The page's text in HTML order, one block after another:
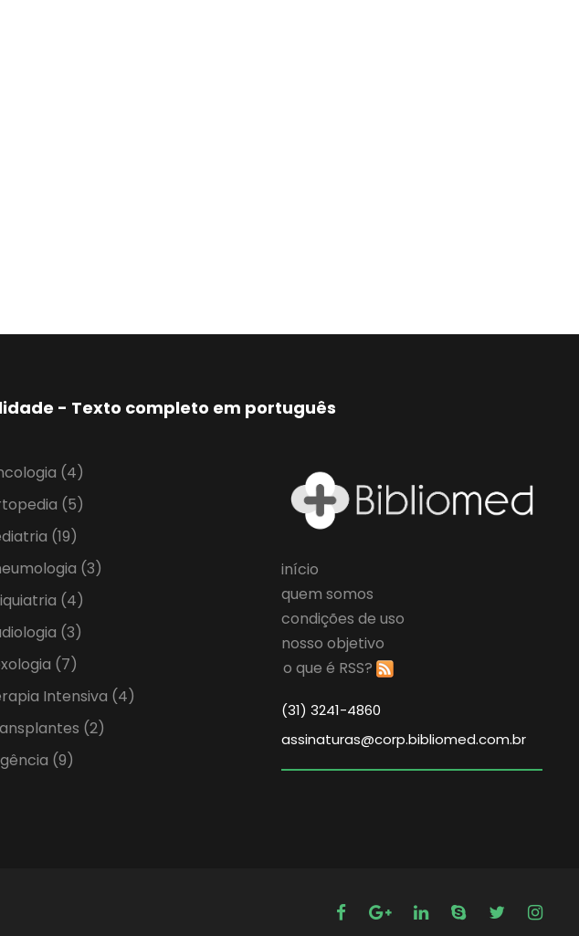
- Texto completo em português
(4)
(5)
(19)
(3)
(4)
(3)
(7)
Intensiva (4)
(2)
(9)
início
quem somos
condições de uso
nosso objetivo
o que é RSS?
(31) 3241-4860
assinaturas@corp.bibliomed.com.br